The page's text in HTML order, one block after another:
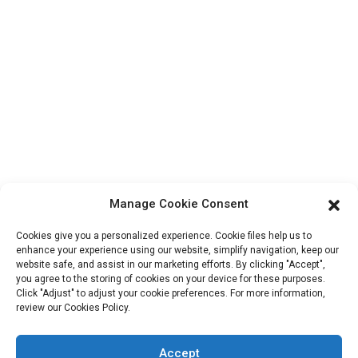
Inserisci la tua email e ti invieremo le ultime informazioni sui piani.
Contattaci
Manage Cookie Consent
Cookies give you a personalized experience. Cookie files help us to
enhance your experience using our website, simplify navigation, keep our
website safe, and assist in our marketing efforts. By clicking "Accept",
you agree to the storing of cookies on your device for these purposes.
Click "Adjust" to adjust your cookie preferences. For more information,
review our Cookies Policy.
Accept